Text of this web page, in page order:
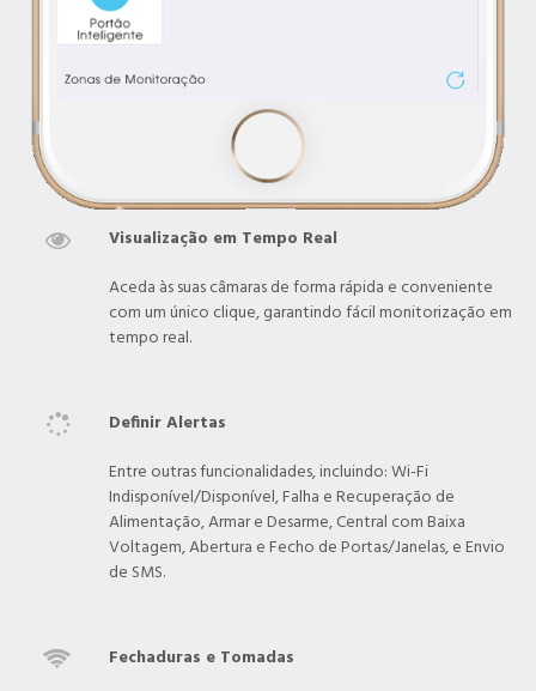

Visualização em Tempo Real
Aceda às suas câmaras de forma rápida e conveniente
com um único clique, garantindo fácil monitorização em
tempo real.

Definir Alertas
Entre outras funcionalidades, incluindo: Wi-Fi
Indisponível/Disponível, Falha e Recuperação de
Alimentação, Armar e Desarme, Central com Baixa
Voltagem, Abertura e Fecho de Portas/Janelas, e Envio
de SMS.

Fechaduras e Tomadas